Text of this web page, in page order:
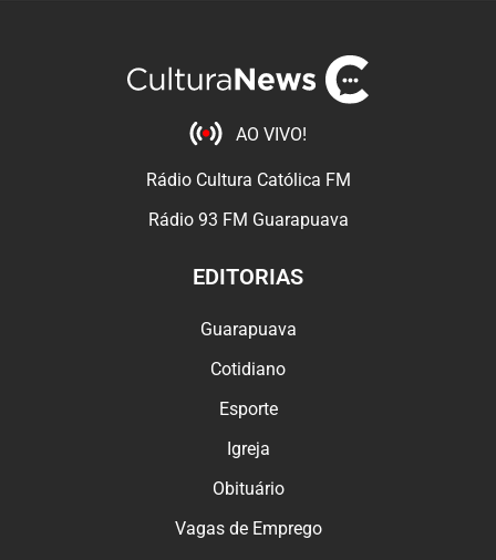
AO VIVO!
Rádio Cultura Católica FM
Rádio 93 FM Guarapuava
EDITORIAS
Guarapuava
Cotidiano
Esporte
Igreja
Obituário
Vagas de Emprego